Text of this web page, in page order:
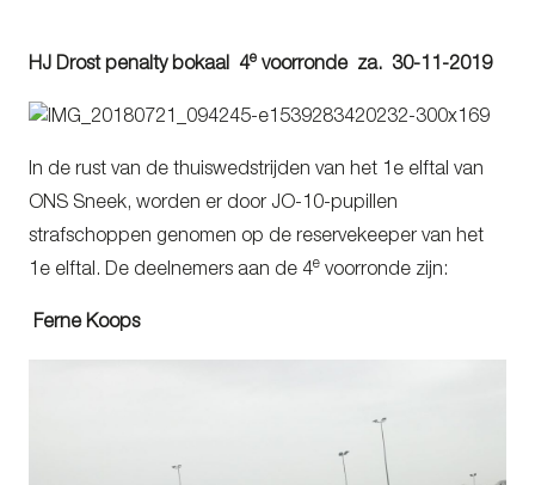
HJ Drost penalty bokaal 4e voorronde za. 30-11-2019
In de rust van de thuiswedstrijden van het 1e elftal van
ONS Sneek, worden er door JO-10-pupillen
strafschoppen genomen op de reservekeeper van het
1e elftal. De deelnemers aan de 4e voorronde zijn:
Ferne Koops